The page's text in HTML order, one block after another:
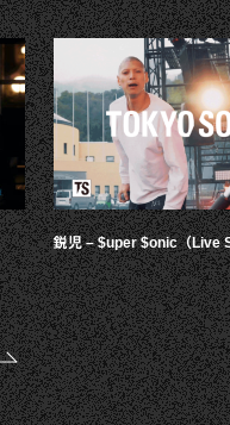
鋭児 – $uper $onic（Live